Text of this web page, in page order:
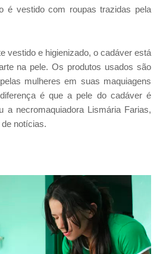
é vestido com roupas trazidas pela
vestido e higienizado, o cadáver está
na pele. Os produtos usados são
mulheres em suas maquiagens
é que a pele do cadáver é
a necromaquiadora Lismária Farias,
notícias.